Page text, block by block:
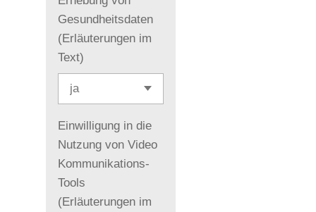
Gesundheitsdaten
(Erläuterungen im
Text)
Einwilligung in die
Nutzung von Video
Kommunikations-
Tools
(Erläuterungen im